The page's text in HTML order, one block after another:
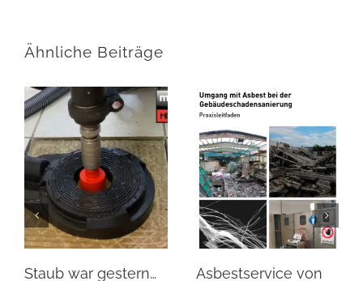
Ähnliche Beiträge
Staub war gestern…
Asbestservice von